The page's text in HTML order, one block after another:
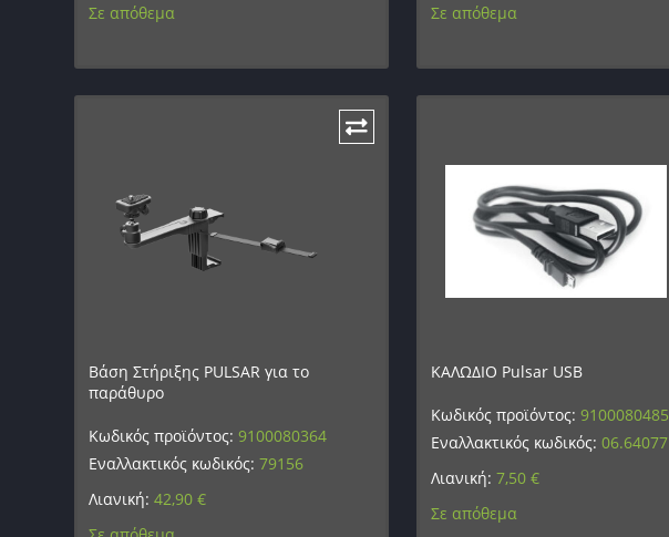
Σε απόθεμα
Σε απόθεμα
Βάση Στήριξης PULSAR για το
παράθυρο
Κωδικός προϊόντος:9100080364
Εναλλακτικός κωδικός:79156
Λιανική:42,90€
ΚΑΛΩΔΙΟ Pulsar USB
Κωδικός προϊόντος: 9100080485
Εναλλακτικός κωδικός: 06.64077
Λιανική: 7,50 €
Σε απόθεμα